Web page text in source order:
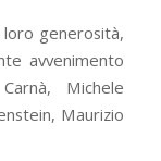
loro generosità,
avvenimento
Michele
Maurizio